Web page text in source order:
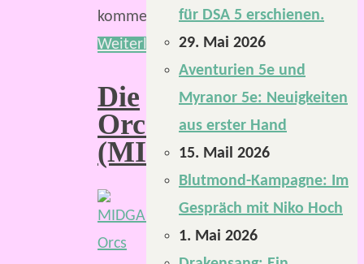
kommen.
Weiterlesen
Die
Orcs
(MIDGARD)
für DSA 5 erschienen.
29. Mai 2026
Aventurien 5e und
Myranor 5e: Neuigkeiten
aus erster Hand
15. Mail 2026
Blutmond-Kampagne: Im
Gespräch mit Niko Hoch
1. Mai 2026